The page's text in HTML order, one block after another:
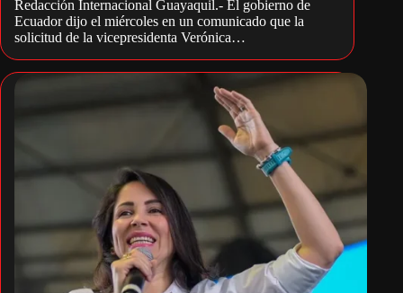
Redacción Internacional Guayaquil.- El gobierno de
Ecuador dijo el miércoles en un comunicado que la
solicitud de la vicepresidenta Verónica…